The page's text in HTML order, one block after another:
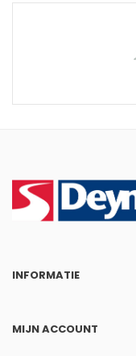
INFORMATIE
MIJN ACCOUNT